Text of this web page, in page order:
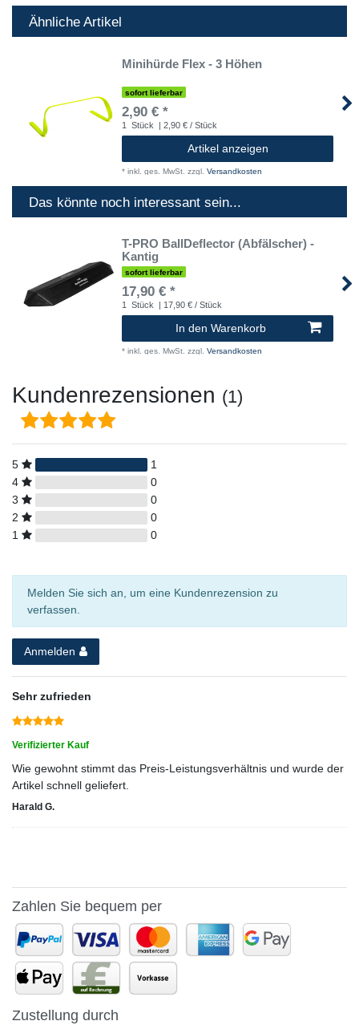
Ähnliche Artikel
Minihürde Flex - 3 Höhen
sofort lieferbar
2,90 € *
1 Stück | 2,90 € / Stück
Artikel anzeigen
* inkl. ges. MwSt. zzgl. Versandkosten
Das könnte noch interessant sein...
T-PRO BallDeflector (Abfälscher) -
Kantig
sofort lieferbar
17,90 € *
1 Stück | 17,90 € / Stück
In den Warenkorb
* inkl. ges. MwSt. zzgl. Versandkosten
Kundenrezensionen (1)
5
1
4
0
3
0
2
0
1
0
Melden Sie sich an, um eine Kundenrezension zu
verfassen.
Anmelden
Sehr zufrieden
Verifizierter Kauf
Wie gewohnt stimmt das Preis-Leistungsverhältnis und wurde der
Artikel schnell geliefert.
Harald G.
Zahlen Sie bequem per
Zustellung durch